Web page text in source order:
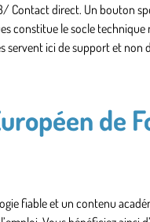
Contact direct. Un bouton
constitue le socle
ici de support et non
de
fiable et un contenu